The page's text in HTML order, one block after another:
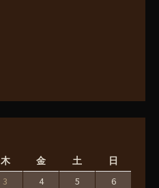
木 金 土 日
3 4 5
6